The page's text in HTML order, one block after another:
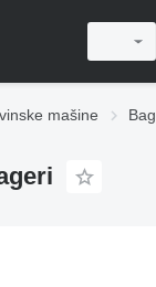
mašine